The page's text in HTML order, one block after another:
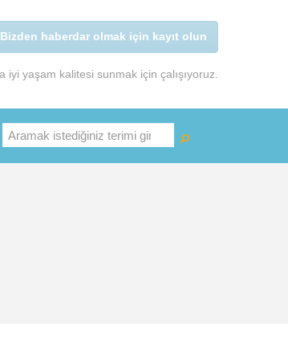
yaşam kalitesi sunmak için çalışıyoruz.
Bizden haberdar olmak için kayıt olun
Ara